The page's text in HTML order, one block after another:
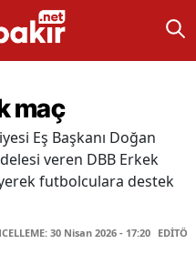
maç
Eş Başkanı Doğan
veren DBB Erkek
futbolculara destek
30 Nisan 2026 - 17:20